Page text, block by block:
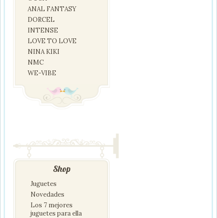
ANAL FANTASY
DORCEL
INTENSE
LOVE TO LOVE
NINA KIKI
NMC
WE-VIBE
Shop
Juguetes
Novedades
Los 7 mejores
juguetes para ella